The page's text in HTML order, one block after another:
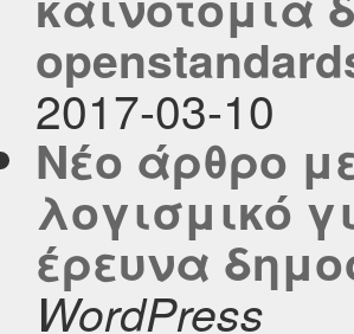
2017-03-10
Νέο άρθρο
λογισμικό
έρευνα
WordPress